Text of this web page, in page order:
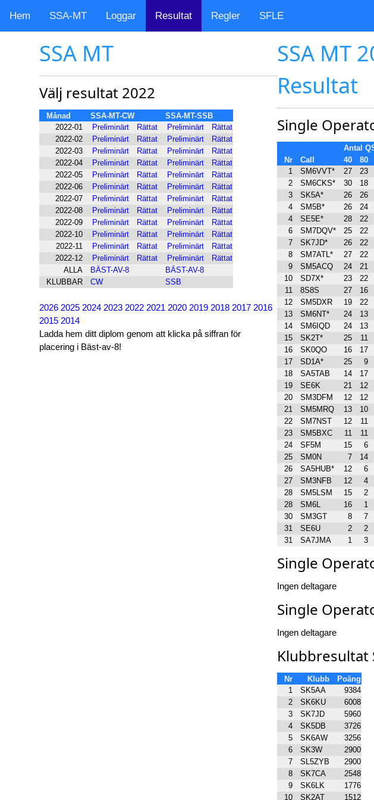
Hem SSA-MT Loggar Resultat Regler SFLE
SSA MT
Välj resultat 2022
Månad SSA-MT-CW
SSA-MT-SSB
2022-01
Preliminärt Rättat Preliminärt
Rättat
2022-02
Preliminärt Rättat Preliminärt
Rättat
2022-03
Preliminärt Rättat Preliminärt
Rättat
2022-04
Preliminärt Rättat Preliminärt
Rättat
2022-05
Preliminärt Rättat Preliminärt
Rättat
2022-06
Preliminärt Rättat Preliminärt
Rättat
2022-07
Preliminärt Rättat Preliminärt
Rättat
2022-08
Preliminärt Rättat Preliminärt
Rättat
2022-09
Preliminärt Rättat Preliminärt
Rättat
2022-10
Preliminärt Rättat Preliminärt
Rättat
2022-11
Preliminärt Rättat Preliminärt
Rättat
2022-12
Preliminärt Rättat Preliminärt
Rättat
ALLA
BÄST-AV-8
BÄST-AV-8
KLUBBAR
CW SSB
2026 2025 2024 2023 2022 2021 2020 2019 2018 2017 2016
2015 2014
Ladda hem ditt diplom genom att klicka på siffran för
placering i Bäst-av-8!
SSA MT
Resultat
Single
Antal
Nr
Call 40 80
1
SM6VVT* 27 23
2
SM6CKS* 30 18
3
SK5A* 26 26
4
SM5B* 26 24
4
SE5E* 28 22
6
SM7DQV* 25 22
7
SK7JD* 26 22
8
SM7ATL* 27 22
9
SM5ACQ 24 21
10
SD7X* 23 22
11
8S8S 27 16
12
SM5DXR 19 22
13
SM6NT* 24 13
14
SM6IQD 24 13
15
SK2T* 25 11
16
SK0QO 16 17
17
SD1A* 25 9
18
SA5TAB 14 17
19
SE6K 21 12
20
SM3DFM 12 12
21
SM5MRQ 13 10
22
SM7NST 12 11
23
SM5BXC 11 11
24
SF5M 15 6
25
SM0N 7 14
26
SA5HUB* 12 6
27
SM3NFB 12 4
28
SM5LSM 15 2
28
SM6L 16 1
30
SM3GT 8 7
31
SE6U 2 2
31
SA7JMA 1 3
Single
Ingen deltagare
Single
Ingen deltagare
Klubbresultat
Nr Klubb
Poäng
1
SK5AA
9384
2
SK6KU
6008
3
SK7JD
5960
4
SK5DB
3726
5
SK6AW
3256
6
SK3W
2900
7
SL5ZYB
2900
8
SK7CA
2548
9
SK6LK
1776
10
SK2AT 1512